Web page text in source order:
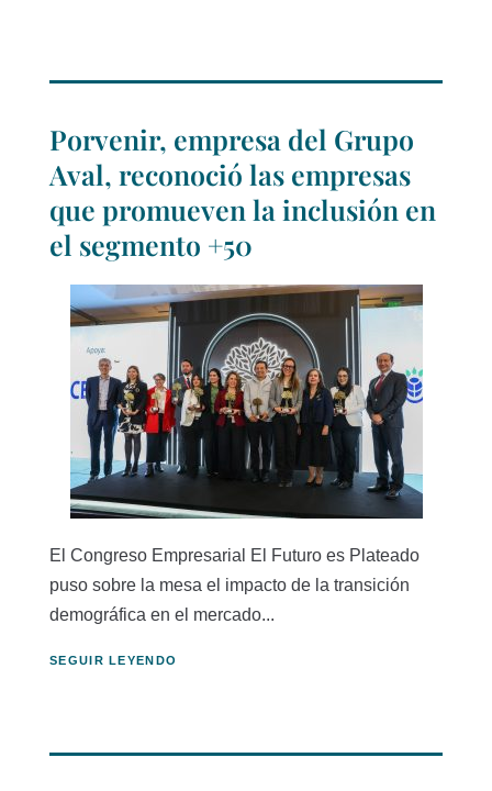
Porvenir, empresa del Grupo
Aval, reconoció las empresas
que promueven la inclusión en
el segmento +50
El Congreso Empresarial El Futuro es Plateado
puso sobre la mesa el impacto de la transición
demográfica en el mercado...
SEGUIR LEYENDO